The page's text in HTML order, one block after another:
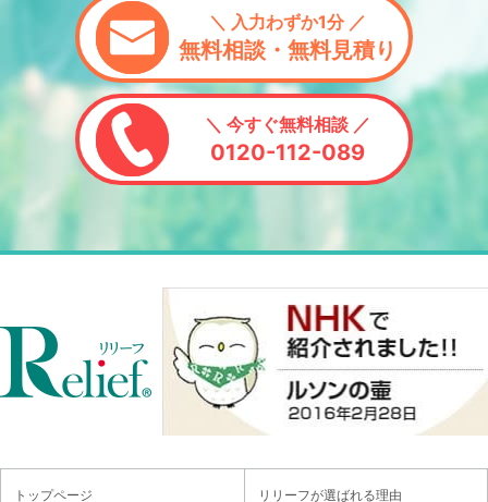
＼ 入力わずか1分 ／
無料相談・無料見積り
＼ 今すぐ無料相談 ／
0120-112-089
トップページ リリーフが選ばれる理由